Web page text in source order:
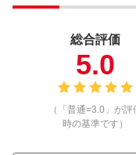
総合評価
5.0
（「普通=3.0」が評
時の基準です）